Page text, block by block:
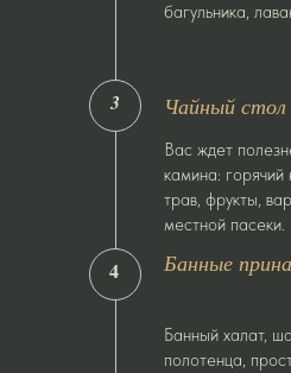
багульника,
Вас ждет
камина: горячий
трав, фрукты,
местной пасеки.
Банный халат,
полотенца,
Банные
Чайный стол
3
4